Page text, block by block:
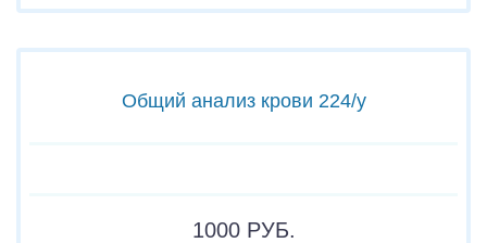
Общий анализ крови 224/у
1000РУБ.